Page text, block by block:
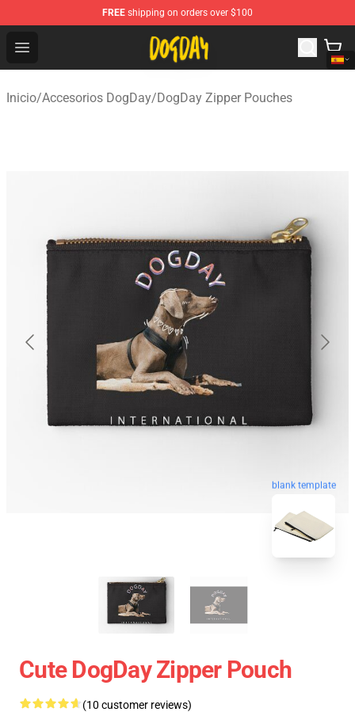
FREE shipping on orders over $100
Open menu
DogDay Store - Official DogDay Merchandise Shop
Inicio/Accesorios DogDay/DogDay Zipper Pouches
blank template
Cute DogDay Zipper Pouch
(10 customer reviews)